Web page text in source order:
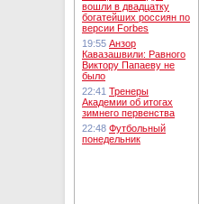
вошли в двадцатку
богатейших россиян по
версии Forbes
19:55 Анзор
Кавазашвили: Равного
Виктору Папаеву не
было
22:41 Тренеры
Академии об итогах
зимнего первенства
22:48 Футбольный
понедельник